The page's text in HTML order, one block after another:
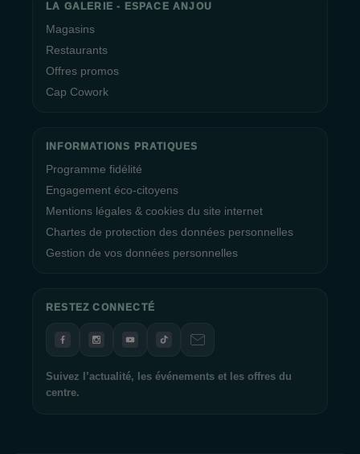
LA GALERIE - ESPACE ANJOU
Magasins
Restaurants
Offres promos
Cap Cowork
INFORMATIONS PRATIQUES
Programme fidélité
Engagement éco-citoyens
Mentions légales & cookies du site internet
Chartes de protection des données personnelles
Gestion de vos données personnelles
RESTEZ CONNECTÉ
Suivez l’actualité, les événements et les offres du
centre.